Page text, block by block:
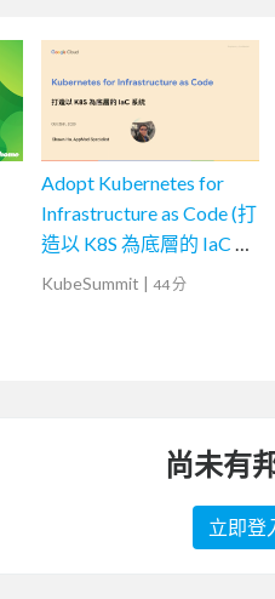
Adopt Kubernetes for
Infrastructure as Code (打
造以 K8S 為底層的 IaC 系
統）
KubeSummit | 44 分
尚未有
立即登